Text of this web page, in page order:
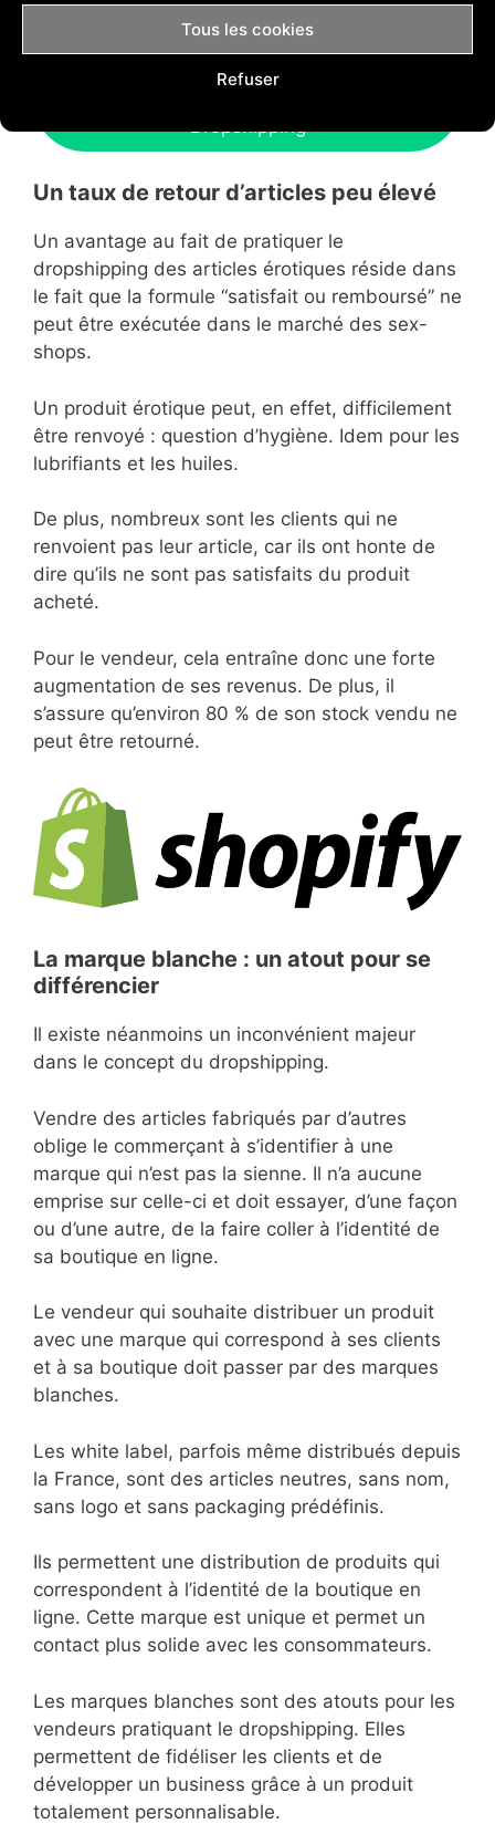
Tous les cookies
Refuser
Tester gratuitement Shopify pendant 14
Un taux de retour d’articles peu élevé
Un avantage au fait de pratiquer le
dropshipping des articles érotiques réside dans
le fait que la formule “satisfait ou remboursé” ne
peut être exécutée dans le marché des sex-
shops.
Un produit érotique peut, en effet, difficilement
être renvoyé : question d’hygiène. Idem pour les
lubrifiants et les huiles.
De plus, nombreux sont les clients qui ne
renvoient pas leur article, car ils ont honte de
dire qu’ils ne sont pas satisfaits du produit
acheté.
Pour le vendeur, cela entraîne donc une forte
augmentation de ses revenus. De plus, il
s’assure qu’environ 80 % de son stock vendu ne
peut être retourné.
La marque blanche : un atout pour se
différencier
Il existe néanmoins un inconvénient majeur
dans le concept du dropshipping.
Vendre des articles fabriqués par d’autres
oblige le commerçant à s’identifier à une
marque qui n’est pas la sienne. Il n’a aucune
emprise sur celle-ci et doit essayer, d’une façon
ou d’une autre, de la faire coller à l’identité de
sa boutique en ligne.
Le vendeur qui souhaite distribuer un produit
avec une marque qui correspond à ses clients
et à sa boutique doit passer par des marques
blanches.
Les white label, parfois même distribués depuis
la France, sont des articles neutres, sans nom,
sans logo et sans packaging prédéfinis.
Ils permettent une distribution de produits qui
correspondent à l’identité de la boutique en
ligne. Cette marque est unique et permet un
contact plus solide avec les consommateurs.
Les marques blanches sont des atouts pour les
vendeurs pratiquant le dropshipping. Elles
permettent de fidéliser les clients et de
développer un business grâce à un produit
totalement personnalisable.